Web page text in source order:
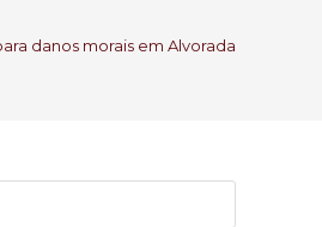
danos morais em Alvorada